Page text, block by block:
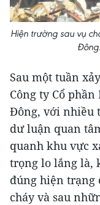
Hiện trường sau vụ
Sau một tuần
Công ty Cổ
Đông, với nhiều
dư luận quan
quanh khu vực
trọng lo lắng là,
đúng hiện trạng
cháy và sau